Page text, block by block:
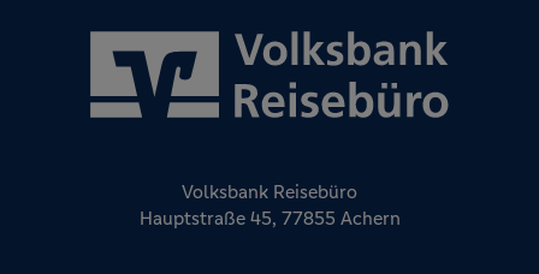
Volksbank Reisebüro
Hauptstraße 45, 77855 Achern